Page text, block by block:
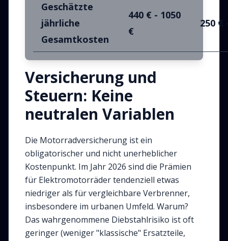
Geschätzte
jährliche
Gesamtkosten
440 € - 1050
€
250 €
Versicherung und
Steuern: Keine
neutralen Variablen
Die Motorradversicherung ist ein
obligatorischer und nicht unerheblicher
Kostenpunkt. Im Jahr 2026 sind die Prämien
für Elektromotorräder tendenziell etwas
niedriger als für vergleichbare Verbrenner,
insbesondere im urbanen Umfeld. Warum?
Das wahrgenommene Diebstahlrisiko ist oft
geringer (weniger "klassische" Ersatzteile,